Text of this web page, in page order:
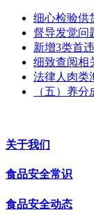
细心检验供
督导发觉问
新增3类首
细致查阅相
法律人肉类
（五）养
关于我们
食品安全常识
食品安全动态